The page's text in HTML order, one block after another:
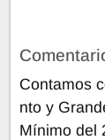
Contamos
nto y
Mínimo del